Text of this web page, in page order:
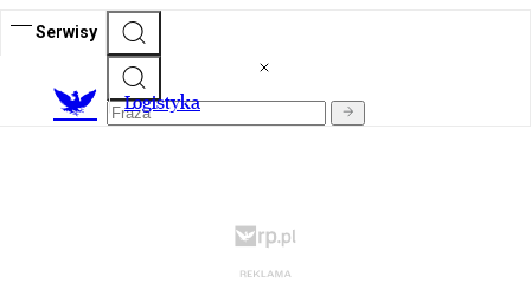
Serwisy
Logistyka